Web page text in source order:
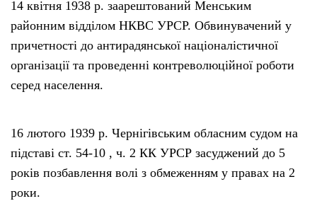
14 квітня 1938 р. заарештований Менським
районним відділом НКВС УРСР. Обвинувачений у
причетності до антирадянської націоналістичної
організації та проведенні контреволюційної роботи
серед населення.
16 лютого 1939 р. Чернігівським обласним судом на
підставі ст. 54-10 , ч. 2 КК УРСР засуджений до 5
років позбавлення волі з обмеженням у правах на 2
роки.